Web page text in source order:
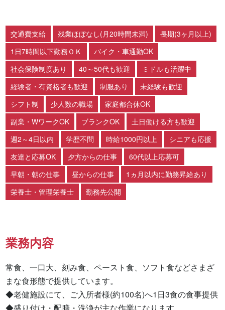
交通費支給 残業ほぼなし(月20時間未満)
長期(3ヶ月以上)
1日7時間以下勤務ＯＫ
バイク・車通勤OK
社会保険制度あり
40～50代も歓迎
ミドルも活躍中
経験者・有資格者も歓迎
制服あり
未経験も歓迎
シフト制
少人数の職場
家庭都合休OK
副業・WワークOK
ブランクOK
土日働ける方も歓迎
週2～4日以内
学歴不問 時給1000円以上
シニアも応援
友達と応募OK
夕方からの仕事
60代以上応募可
早朝・朝の仕事
昼からの仕事
1ヵ月以内に勤務昇給あり
栄養士・管理栄養士
勤務先公開
業務内容
常食、一口大、刻み食、ペースト食、ソフト食などさまざ
まな食形態で提供しています。
◆老健施設にて、ご入所者様(約100名)へ1日3食の食事提供